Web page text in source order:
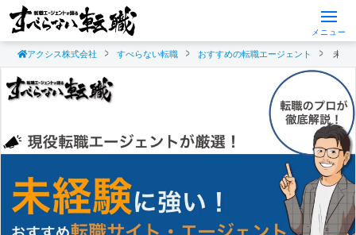
メニュー
アクシス株式会社 すべらない転職 おすすめの転職エージェント 未経